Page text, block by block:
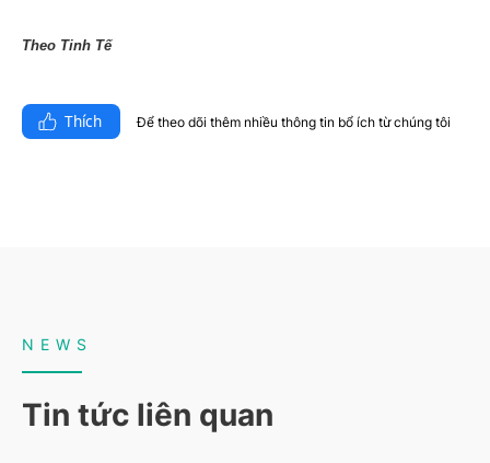
Theo Tinh Tế
Thích Để theo dõi thêm nhiều thông tin bổ ích từ chúng tôi​
NEWS
Tin tức liên quan